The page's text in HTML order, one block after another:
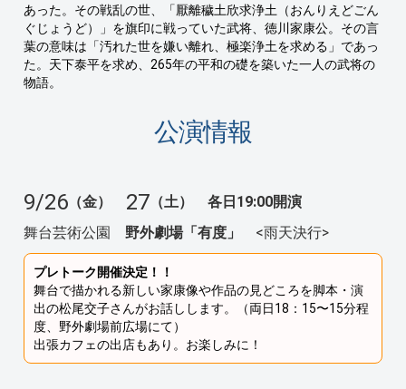
あった。その戦乱の世、「厭離穢土欣求浄土（おんりえどごん
ぐじょうど）」を旗印に戦っていた武将、徳川家康公。その言
葉の意味は「汚れた世を嫌い離れ、極楽浄土を求める」であっ
た。天下泰平を求め、265年の平和の礎を築いた一人の武将の
物語。
公演情報
9/26（金） 27（土） 各日19:00開演
舞台芸術公園 野外劇場「有度」 <雨天決行>
プレトーク開催決定！！
舞台で描かれる新しい家康像や作品の見どころを脚本・演
出の松尾交子さんがお話しします。（両日18：15〜15分程
度、野外劇場前広場にて）
出張カフェの出店もあり。お楽しみに！